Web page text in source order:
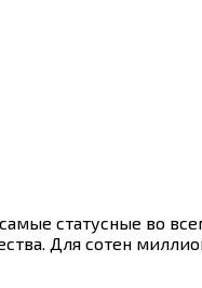
статусные во
Для сотен